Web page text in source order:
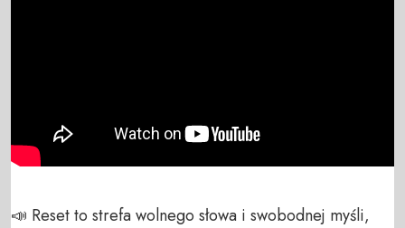
📣 Reset to strefa wolnego słowa i swobodnej myśli,